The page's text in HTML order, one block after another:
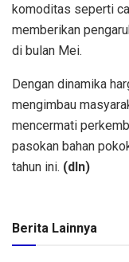
komoditas seperti
memberikan
di bulan Mei.
Dengan dinamika
mengimbau
mencermati
pasokan bahan
tahun ini. (dln)
Berita Lainnya